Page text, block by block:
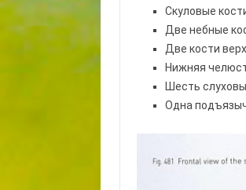
Скуловые
Две небные
Две кости
Нижняя
Шесть
Одна